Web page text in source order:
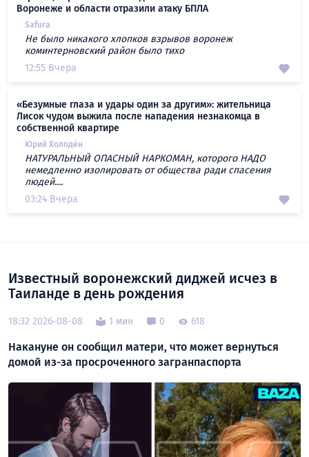
Воронеже и области отразили атаку БПЛА
Safura
Не было никакого хлопков взрывов воронеж
коминтерновский район было тихо
12:55 Вчера
«Безумные глаза и удары один за другим»: жительница
Лисок чудом выжила после нападения незнакомца в
собственной квартире
Юрий Холодён
НАТУРАЛЬНЫЙ ОПАСНЫЙ НАРКОМАН, которого НАДО
немедленно изолировать от общества ради спасения
людей....
03:24 Вчера
Известный воронежский диджей исчез в
Таиланде в день рождения
18:32 2026-08-08 1 мин 0 618
Накануне он сообщил матери, что может вернуться
домой из-за просроченного загранпаспорта